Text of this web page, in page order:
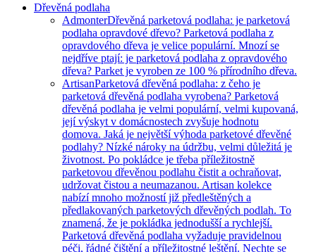
Dřevěná podlaha
AdmonterDřevěná parketová podlaha: je parketová
podlaha opravdové dřevo? Parketová podlaha z
opravdového dřeva je velice populární. Mnozí se
nejdříve ptají: je parketová podlaha z opravdového
dřeva? Parket je vyroben ze 100 % přírodního dřeva.
ArtisanParketová dřevěná podlaha: z čeho je
parketová dřevěná podlaha vyrobena? Parketová
dřevěná podlaha je velmi populární, velmi kupovaná,
její výskyt v domácnostech zvyšuje hodnotu
domova. Jaká je největší výhoda parketové dřevěné
podlahy? Nízké nároky na údržbu, velmi důležitá je
životnost. Po pokládce je třeba příležitostně
parketovou dřevěnou podlahu čistit a ochraňovat,
udržovat čistou a neumazanou. Artisan kolekce
nabízí mnoho možností již předleštěných a
předlakovaných parketových dřevěných podlah. To
znamená, že je pokládka jednodušší a rychlejší.
Parketová dřevěná podlaha vyžaduje pravidelnou
péči, řádné čištění a příležitostné leštění. Nechte se